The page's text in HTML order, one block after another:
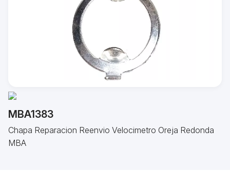
MBA1383
Chapa Reparacion Reenvio Velocimetro Oreja Redonda
MBA